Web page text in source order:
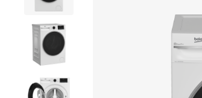
Встраиваемая техника
Климатическая техника